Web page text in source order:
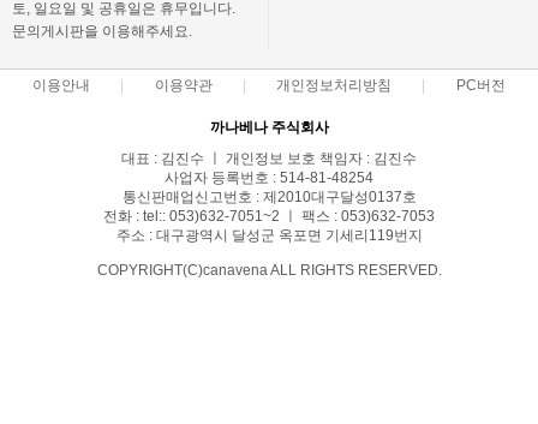
토, 일요일 및 공휴일은 휴무입니다.
문의게시판을 이용해주세요.
이용안내 이용약관 개인정보처리방침 PC버전
까나베나 주식회사
대표 : 김진수 ㅣ 개인정보 보호 책임자 : 김진수
사업자 등록번호 : 514-81-48254
통신판매업신고번호 : 제2010대구달성0137호
전화 : tel:: 053)632-7051~2 ㅣ 팩스 : 053)632-7053
주소 : 대구광역시 달성군 옥포면 기세리119번지
COPYRIGHT(C)canavena ALL RIGHTS RESERVED.